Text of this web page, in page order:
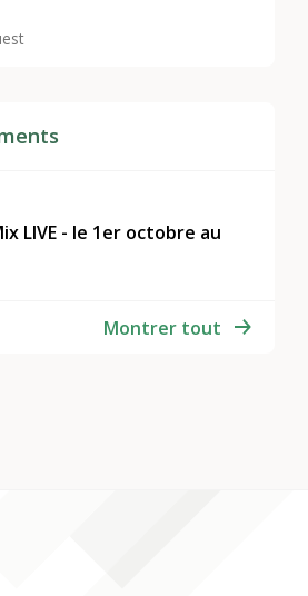
LIVE - le 1er octobre au
Montrer tout